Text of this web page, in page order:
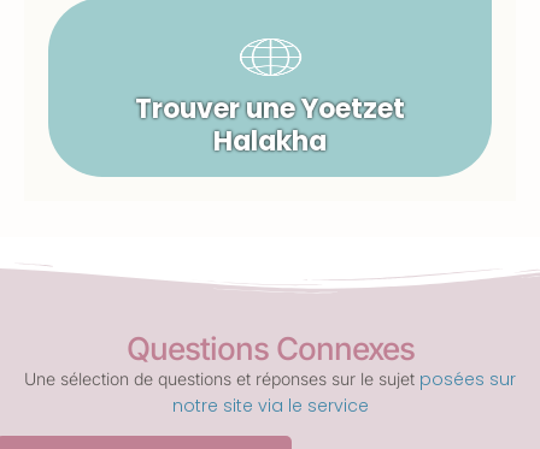
Trouver une Yoetzet
Halakha
Questions Connexes
Une sélection de questions et réponses sur le sujet posées sur
notre site via le service